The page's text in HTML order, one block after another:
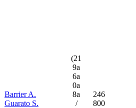
Barrier A.
Guarato S.
(21
9a
6a
0a
8a
/
246
800